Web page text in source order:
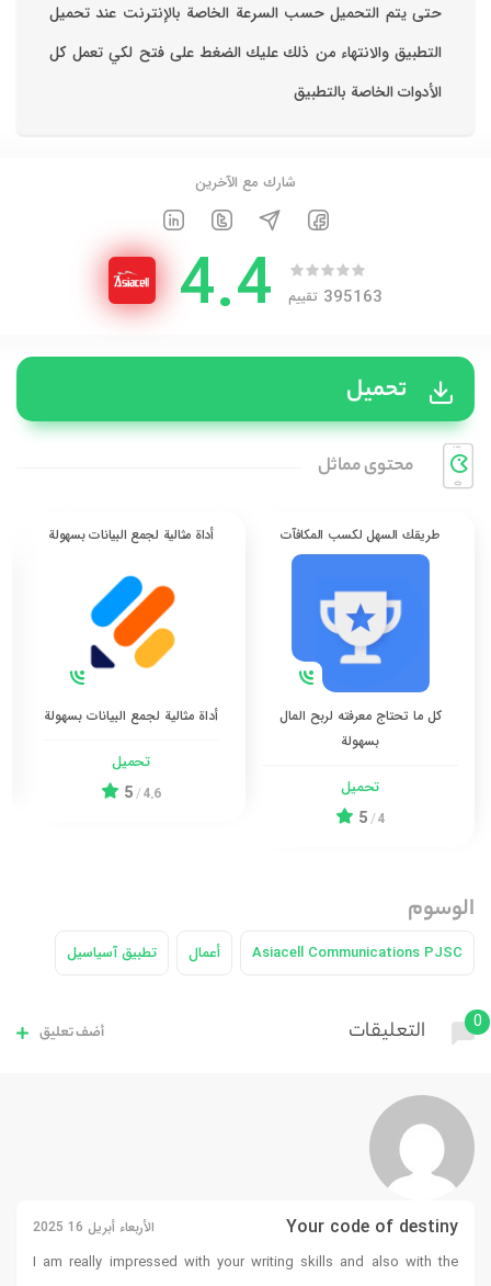
حتى يتم التحميل حسب السرعة الخاصة بالإنترنت ‏عند تحميل
التطبيق والانتهاء من ذلك عليك الضغط على فتح لكي تعمل كل
الأدوات الخاصة بالتطبيق
شارك مع الآخرين
395163 تقييم 4.4
تحميل
محتوی مماثل
طريقك السهل لكسب المكافآت
كل ما تحتاج معرفته لربح المال
بسهولة
تحميل
4
/
5
أداة مثالية لجمع البيانات بسهولة
أداة مثالية لجمع البيانات بسهولة
تحميل
4.6
/
5
الوسوم
Asiacell Communications PJSC أعمال تطبيق آسياسيل
0 التعليقات أضف تعليق
Your code of destiny الأربعاء أبريل 16 2025
I am really impressed with your writing skills and also with the